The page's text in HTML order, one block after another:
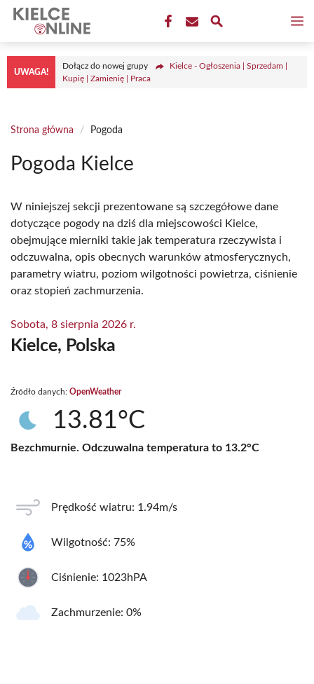
Przejdź
treści
UWAGA!
Dołącz do nowej grupy
Kielce - Ogłoszenia | Sprzedam |
Kupię | Zamienię | Praca
Strona główna / Pogoda
Pogoda Kielce
W niniejszej sekcji prezentowane są szczegółowe dane
dotyczące pogody na dziś dla miejscowości Kielce,
obejmujące mierniki takie jak temperatura rzeczywista i
odczuwalna, opis obecnych warunków atmosferycznych,
parametry wiatru, poziom wilgotności powietrza, ciśnienie
oraz stopień zachmurzenia.
Sobota, 8 sierpnia 2026 r.
Kielce, Polska
Źródło danych: OpenWeather
13.81°C
Bezchmurnie. Odczuwalna temperatura to 13.2°C
Prędkość wiatru: 1.94m/s
Wilgotność: 75%
Ciśnienie: 1023hPA
Zachmurzenie: 0%